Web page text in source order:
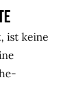
ist keine